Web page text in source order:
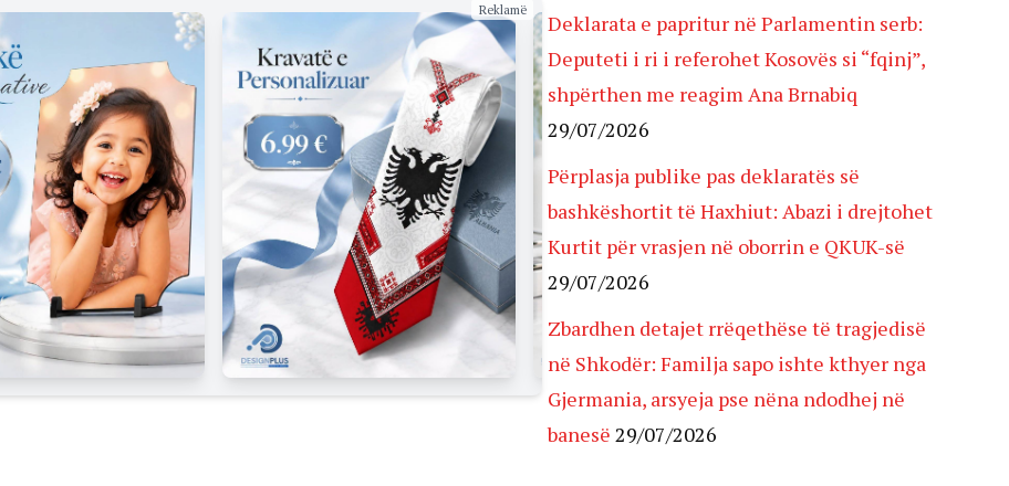
Reklamë
Deklarata e papritur në Parlamentin serb:
Deputeti i ri i referohet Kosovës si “fqinj”,
shpërthen me reagim Ana Brnabiq
29/07/2026
Përplasja publike pas deklaratës së
bashkëshortit të Haxhiut: Abazi i drejtohet
Kurtit për vrasjen në oborrin e QKUK-së
29/07/2026
Zbardhen detajet rrëqethëse të tragjedisë
në Shkodër: Familja sapo ishte kthyer nga
Gjermania, arsyeja pse nëna ndodhej në
banesë 29/07/2026